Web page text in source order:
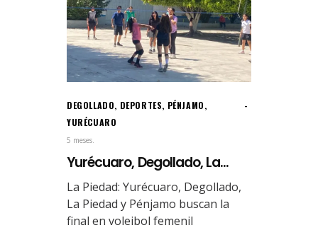
DEGOLLADO, DEPORTES, PÉNJAMO,
YURÉCUARO
5 meses.
Yurécuaro, Degollado, La...
La Piedad: Yurécuaro, Degollado,
La Piedad y Pénjamo buscan la
final en voleibol femenil